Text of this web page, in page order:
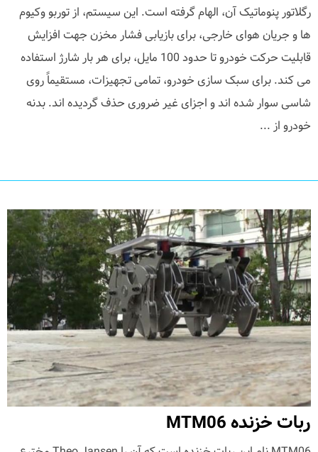
رگلاتور پنوماتیک آن، الهام گرفته است. این سیستم، از توربو وکیوم
ها و جریان هوای خارجی، برای بازیابی فشار مخزن جهت افزایش
قابلیت حرکت خودرو تا حدود 100 مایل، برای هر بار شارژ استفاده
می کند. برای سبک سازی خودرو، تمامی تجهیزات، مستقیماً روی
شاسی سوار شده اند و اجزای غیر ضروری حذف گردیده اند. بدنه
خودرو از ...
ربات خزنده MTM06